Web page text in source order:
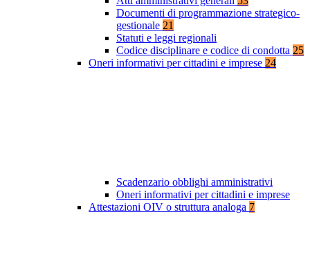
Documenti di programmazione strategico-
gestionale 21
Statuti e leggi regionali
Codice disciplinare e codice di condotta 25
Oneri informativi per cittadini e imprese 24
Scadenzario obblighi amministrativi
Oneri informativi per cittadini e imprese
Attestazioni OIV o struttura analoga 7